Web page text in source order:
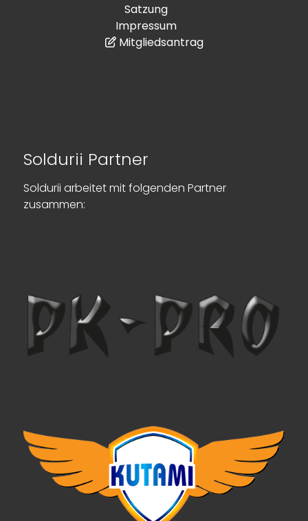
Satzung
Impressum
Mitgliedsantrag
Soldurii Partner
Soldurii arbeitet mit folgenden Partner
zusammen: